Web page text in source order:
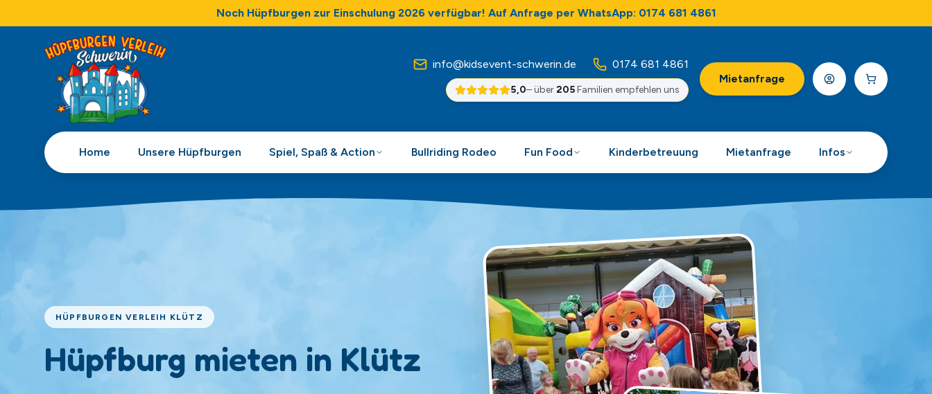
Noch Hüpfburgen zur Einschulung 2026 verfügbar! Auf Anfrage per WhatsApp: 0174 681 4861
info@kidsevent-schwerin.de 0174 681 4861
5,0– über205Familien empfehlen uns
Mietanfrage
Home Unsere Hüpfburgen Spiel, Spaß & Action Bullriding Rodeo Fun Food Kinderbetreuung Mietanfrage Infos
HÜPFBURGEN VERLEIH KLÜTZ
Hüpfburg mieten in Klütz